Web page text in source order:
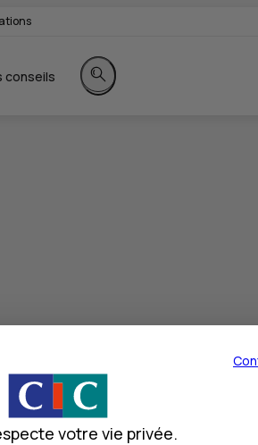
conseils
Rechercher sur le site
votre vie privée.